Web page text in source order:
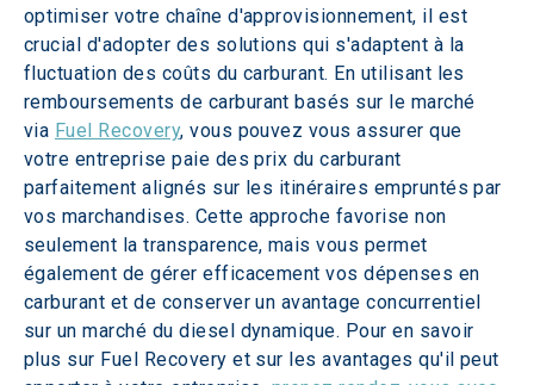
optimiser votre chaîne d'approvisionnement, il est
crucial d'adopter des solutions qui s'adaptent à la
fluctuation des coûts du carburant. En utilisant les
remboursements de carburant basés sur le marché
via Fuel Recovery, vous pouvez vous assurer que
votre entreprise paie des prix du carburant
parfaitement alignés sur les itinéraires empruntés par
vos marchandises. Cette approche favorise non
seulement la transparence, mais vous permet
également de gérer efficacement vos dépenses en
carburant et de conserver un avantage concurrentiel
sur un marché du diesel dynamique. Pour en savoir
plus sur Fuel Recovery et sur les avantages qu'il peut